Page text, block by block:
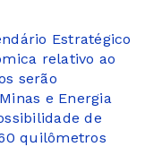
Estratégico
relativo ao
serão
e Energia
de
quilômetros